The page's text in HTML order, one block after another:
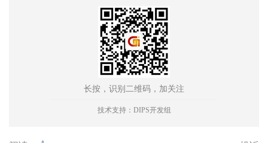
长按，识别二维码，加关注
技术支持：DIPS开发组